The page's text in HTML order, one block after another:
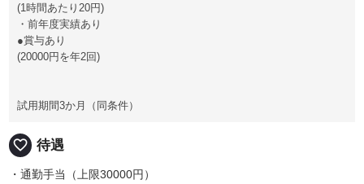
(1時間あたり20円)
・前年度実績あり
●賞与あり
(20000円を年2回)
試用期間3か月（同条件）
favorite_border 待遇
・通勤手当（上限30000円）